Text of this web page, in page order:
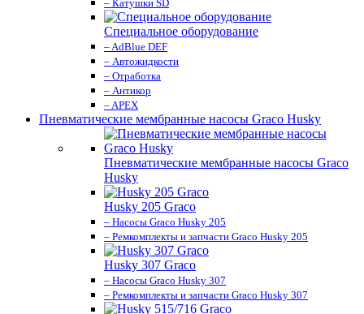
– Катушки SD
Специальное оборудование
– AdBlue DEF
– Автожидкости
– Отработка
– Антикор
– APEX
Пневматические мембранные насосы Graco Husky
Пневматические мембранные насосы Graco
Husky
Husky 205 Graco
– Насосы Graco Husky 205
– Ремкомплекты и запчасти Graco Husky 205
Husky 307 Graco
– Насосы Graco Husky 307
– Ремкомплекты и запчасти Graco Husky 307